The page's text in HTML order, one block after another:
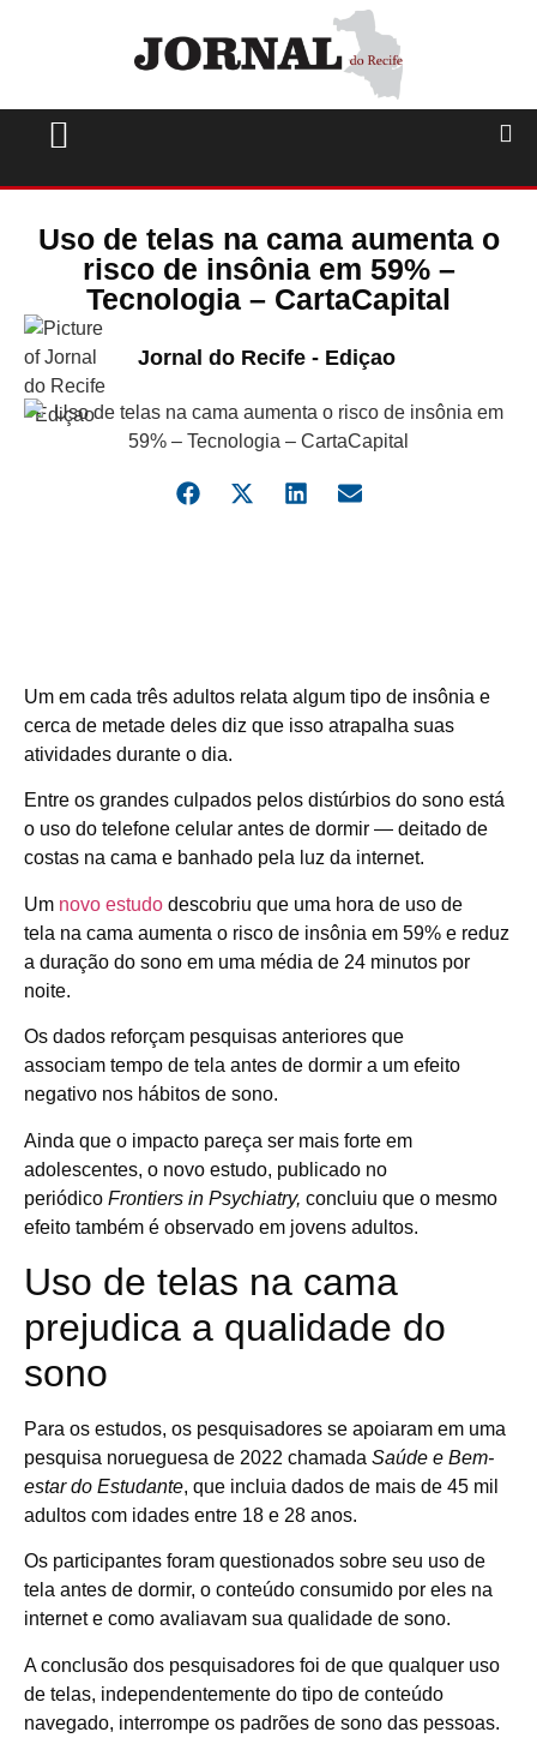
Uso de telas na cama aumenta o
risco de insônia em 59% –
Tecnologia – CartaCapital
Jornal do Recife - Ediçao
Um em cada três adultos relata algum tipo de insônia e
cerca de metade deles diz que isso atrapalha suas
atividades durante o dia.
Entre os grandes culpados pelos distúrbios do sono está
o uso do telefone celular antes de dormir — deitado de
costas na cama e banhado pela luz da internet.
Um novo estudo descobriu que uma hora de uso de
tela na cama aumenta o risco de insônia em 59% e reduz
a duração do sono em uma média de 24 minutos por
noite.
Os dados reforçam pesquisas anteriores que
associam tempo de tela antes de dormir a um efeito
negativo nos hábitos de sono.
Ainda que o impacto pareça ser mais forte em
adolescentes, o novo estudo, publicado no
periódico Frontiers in Psychiatry, concluiu que o mesmo
efeito também é observado em jovens adultos.
Uso de telas na cama
prejudica a qualidade do
sono
Para os estudos, os pesquisadores se apoiaram em uma
pesquisa norueguesa de 2022 chamada Saúde e Bem-
estar do Estudante, que incluia dados de mais de 45 mil
adultos com idades entre 18 e 28 anos.
Os participantes foram questionados sobre seu uso de
tela antes de dormir, o conteúdo consumido por eles na
internet e como avaliavam sua qualidade de sono.
A conclusão dos pesquisadores foi de que qualquer uso
de telas, independentemente do tipo de conteúdo
navegado, interrompe os padrões de sono das pessoas.